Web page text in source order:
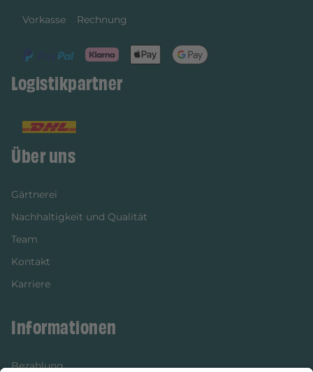
Vorkasse Rechnung
Logistikpartner
Über uns
Gärtnerei
Nachhaltigkeit und Qualität
Team
Kontakt
Karriere
Informationen
Bezahlung